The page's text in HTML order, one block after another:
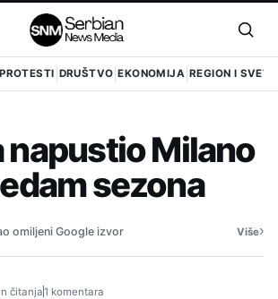
PROTESTI DRUŠTVO EKONOMIJA REGION I SVET
napustio Milano
sezona
omiljeni Google izvor Više›
čitanja1 komentara